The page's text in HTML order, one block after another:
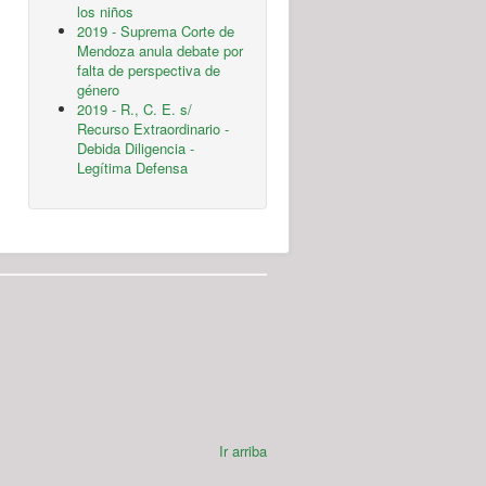
los niños
2019 - Suprema Corte de
Mendoza anula debate por
falta de perspectiva de
género
2019 - R., C. E. s/
Recurso Extraordinario -
Debida Diligencia -
Legítima Defensa
Ir arriba